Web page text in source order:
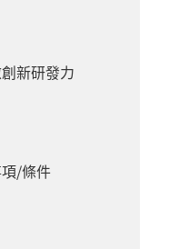
創新研發力
/條件